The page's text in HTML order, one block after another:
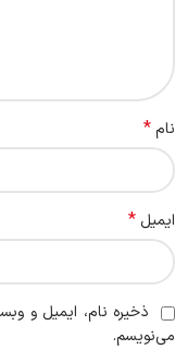
نام*
ایمیل *
ذخیره نام، ایمیل و
می‌نویسم.